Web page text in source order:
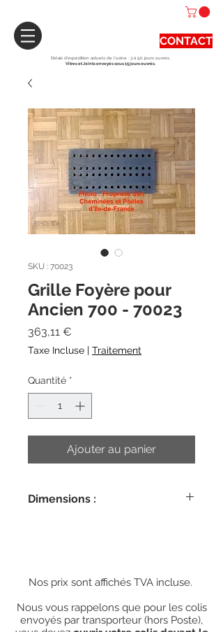
CONTACT
Délais d'expédition actuels de l'usine : 3 à 90 jours ouvrés.
Vitres et Joints envoyés sous 15 jours ouvrés.
SKU : 70023
Grille Foyère pour
Ancien 700 - 70023
363,11 €
Taxe Incluse | Traitement
Quantité *
Ajouter au panier
Dimensions :
Nos prix sont affichés TVA incluse.
Nous vous rappelons que pour les colis
envoyés par transporteur (hors Poste),